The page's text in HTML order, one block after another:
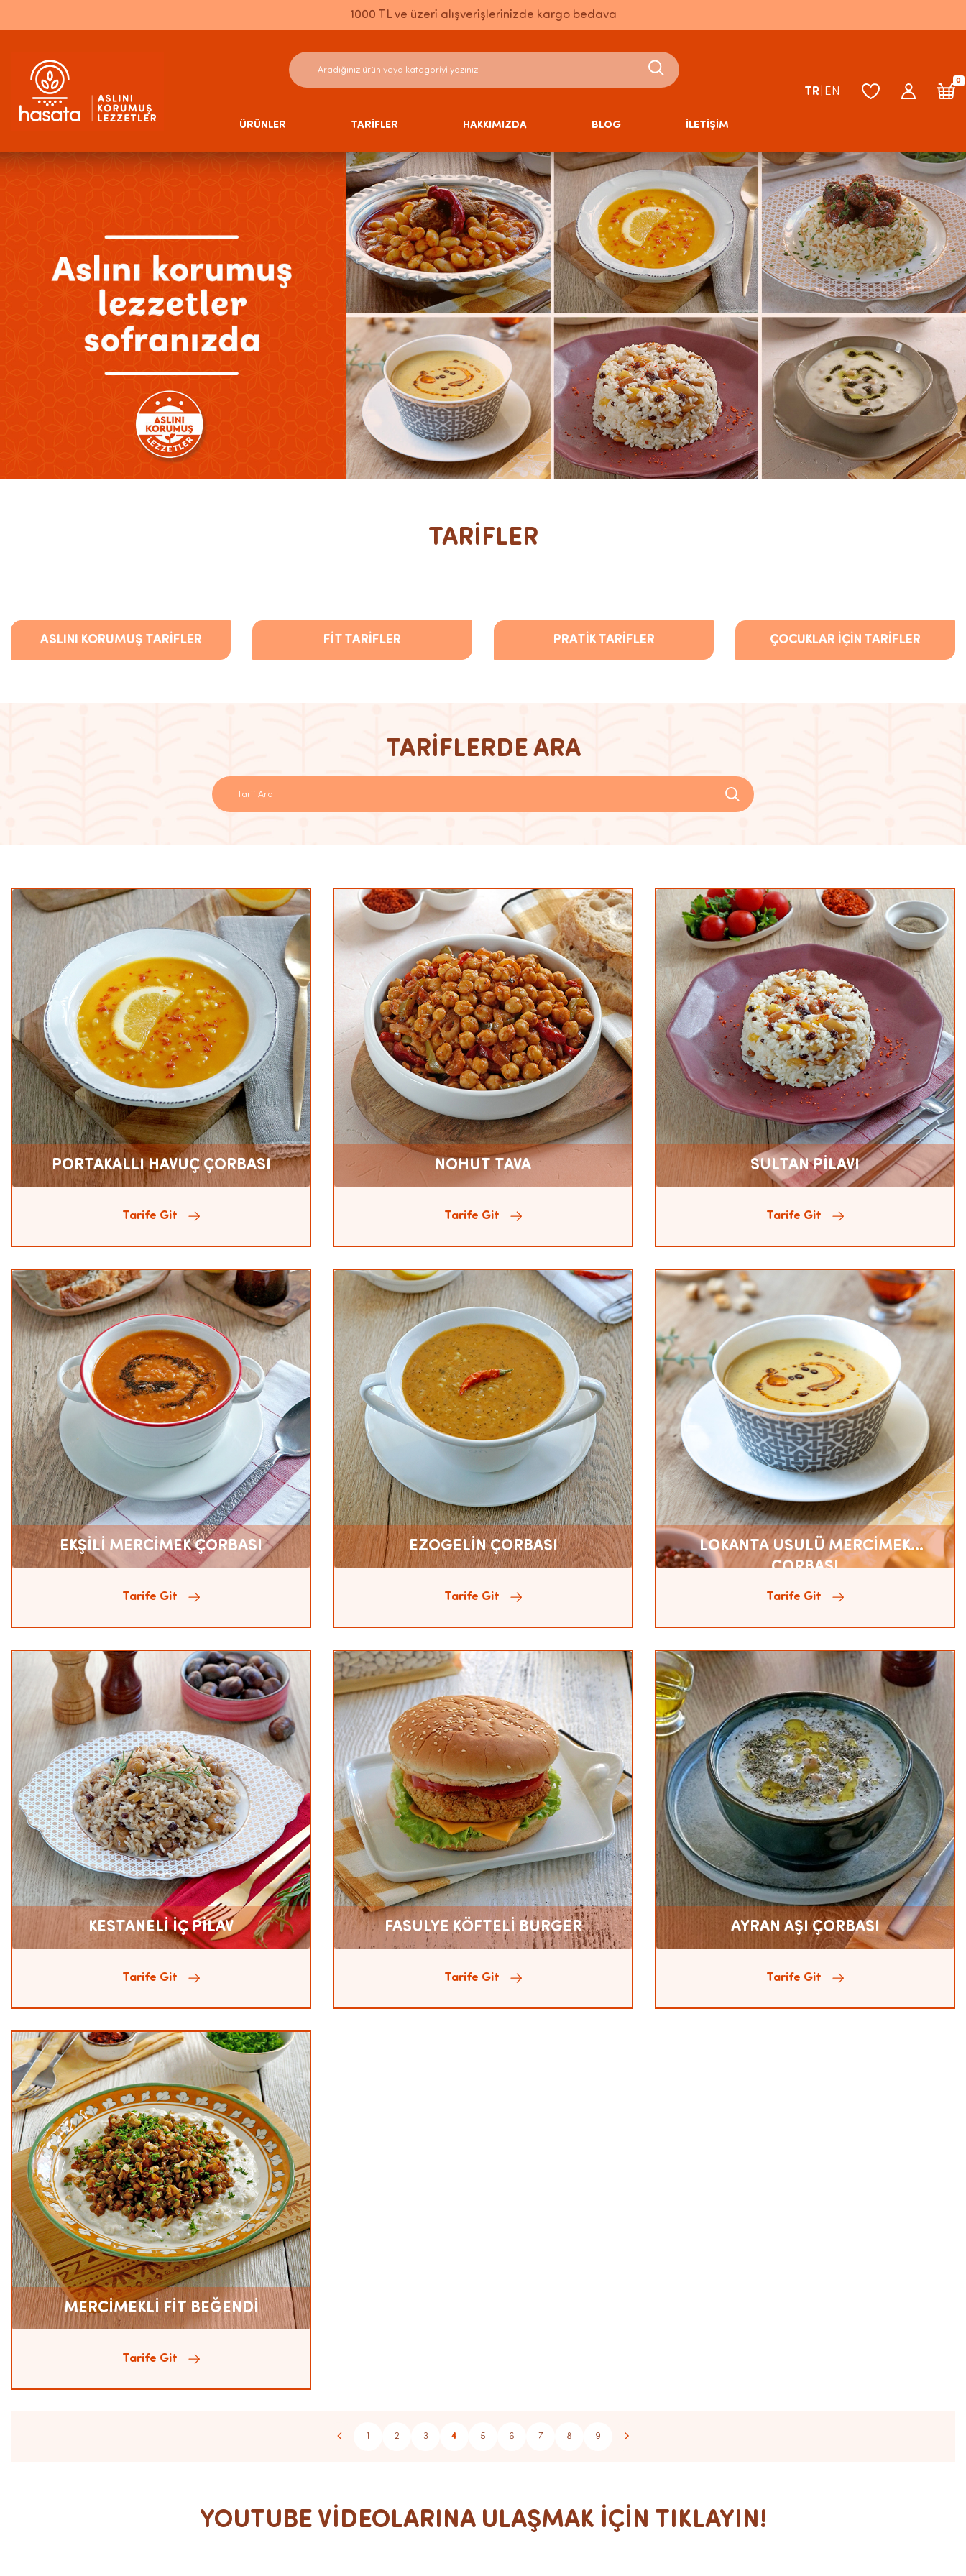
1000 TL ve üzeri alışverişlerinizde kargo bedava
ÜRÜNLER TARİFLER HAKKIMIZDA BLOG İLETİŞİM
TR EN
0
TARİFLER
ASLINI KORUMUŞ TARİFLER FİT TARİFLER PRATİK TARİFLER ÇOCUKLAR İÇİN TARİFLER
TARİFLERDE ARA
PORTAKALLI HAVUÇ ÇORBASI
Tarife Git
NOHUT TAVA
Tarife Git
SULTAN PİLAVI
Tarife Git
EKŞİLİ MERCİMEK ÇORBASI
Tarife Git
EZOGELİN ÇORBASI
Tarife Git
LOKANTA USULÜ MERCİMEK
ÇORBASI
Tarife Git
KESTANELİ İÇ PİLAV
Tarife Git
FASULYE KÖFTELİ BURGER
Tarife Git
AYRAN AŞI ÇORBASI
Tarife Git
MERCİMEKLİ FİT BEĞENDİ
Tarife Git
1 2 3 4 5 6 7 8 9
YOUTUBE VİDEOLARINA ULAŞMAK İÇİN TIKLAYIN!